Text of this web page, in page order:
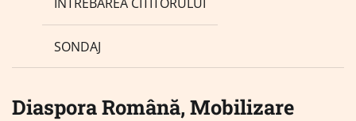
SONDAJ
Diaspora Română, Mobilizare